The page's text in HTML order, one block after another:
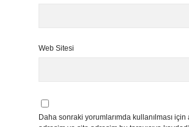
Web Sitesi
Daha sonraki yorumlarımda kullanılması için